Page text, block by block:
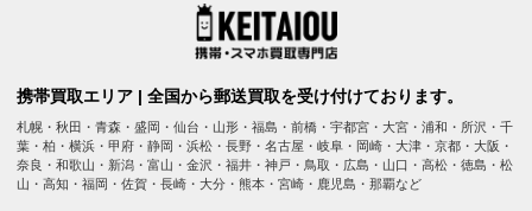
携帯買取エリア | 全国から郵送買取を受け付けております。
札幌・秋田・青森・盛岡・仙台・山形・福島・前橋・宇都宮・大宮・浦和・所沢・千
葉・柏・横浜・甲府・静岡・浜松・長野・名古屋・岐阜・岡崎・大津・京都・大阪・
奈良・和歌山・新潟・富山・金沢・福井・神戸・鳥取・広島・山口・高松・徳島・松
山・高知・福岡・佐賀・長崎・大分・熊本・宮崎・鹿児島・那覇など